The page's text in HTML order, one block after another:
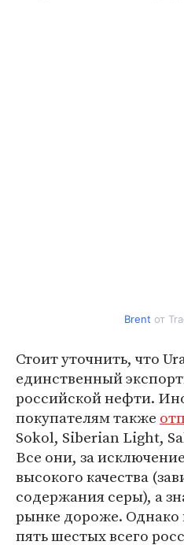
Brent от
Стоит уточнить, что
единственный
российской нефти.
покупателям также
Sokol, Siberian Light,
Все они, за
высокого качества
содержания серы), а
рынке дороже. Однако
пять шестых всего